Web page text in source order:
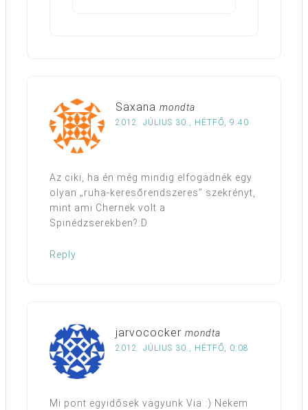
Saxana mondta
2012. JÚLIUS 30., HÉTFŐ, 9:40
Az ciki, ha én még mindig elfogadnék egy
olyan „ruha-keresőrendszeres” szekrényt,
mint ami Chernek volt a
Spinédzserekben?:D
Reply
jarvococker mondta
2012. JÚLIUS 30., HÉTFŐ, 0:08
Mi pont egyidősek vagyunk Via :) Nekem